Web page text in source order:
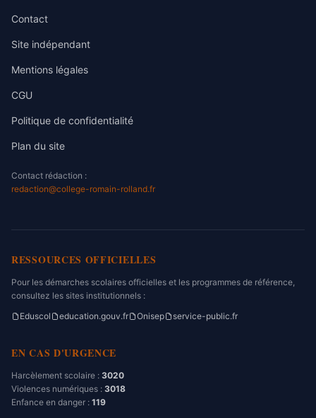
Contact
Site indépendant
Mentions légales
CGU
Politique de confidentialité
Plan du site
Contact rédaction :
redaction@college-romain-rolland.fr
RESSOURCES OFFICIELLES
Pour les démarches scolaires officielles et les programmes de référence,
consultez les sites institutionnels :
Eduscol
education.gouv.fr Onisep service-public.fr
EN CAS D'URGENCE
Harcèlement scolaire : 3020
Violences numériques : 3018
Enfance en danger : 119